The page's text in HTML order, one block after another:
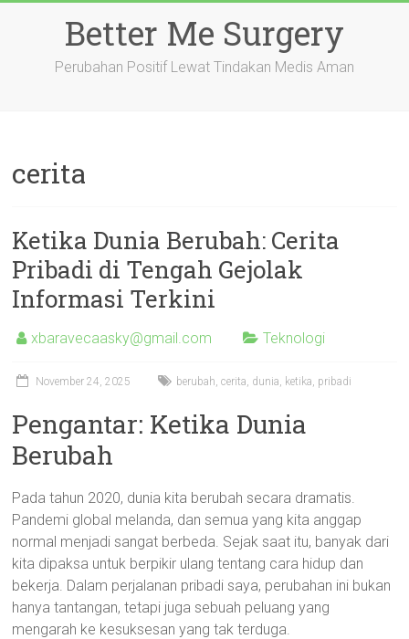
Better Me Surgery
Perubahan Positif Lewat Tindakan Medis Aman
cerita
Ketika Dunia Berubah: Cerita
Pribadi di Tengah Gejolak
Informasi Terkini
xbaravecaasky@gmail.com Teknologi
November 24, 2025 berubah,cerita, dunia, ketika, pribadi
Pengantar: Ketika Dunia
Berubah
Pada tahun 2020, dunia kita berubah secara dramatis.
Pandemi global melanda, dan semua yang kita anggap
normal menjadi sangat berbeda. Sejak saat itu, banyak dari
kita dipaksa untuk berpikir ulang tentang cara hidup dan
bekerja. Dalam perjalanan pribadi saya, perubahan ini bukan
hanya tantangan, tetapi juga sebuah peluang yang
mengarah ke kesuksesan yang tak terduga.